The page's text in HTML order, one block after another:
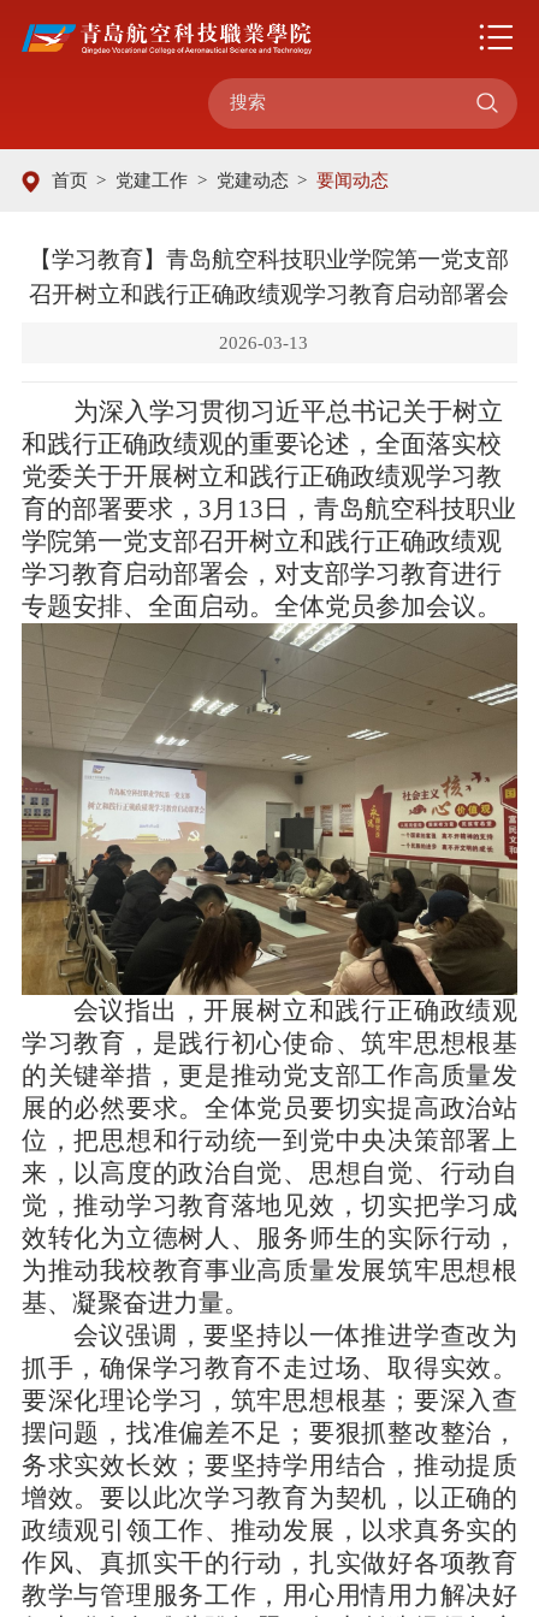

首页 > 党建工作 > 党建动态 > 要闻动态
【学习教育】青岛航空科技职业学院第一党支部
召开树立和践行正确政绩观学习教育启动部署会
2026-03-13
为深入学习贯彻习近平总书记关于树立
和践行正确政绩观的重要论述，全面落实校
党委关于开展树立和践行正确政绩观学习教
育的部署要求， 3月13日，青岛航空科技职业
学院第一党支部召开树立和践行正确政绩观
学习教育启动部署会，对支部学习教育进行
专题安排、全面启动。全体党员参加会议。
会议指出，开展树立和践行正确政绩观
学习教育，是践行初心使命、筑牢思想根基
的关键举措，更是推动党支部工作高质量发
展的必然要求。全体党员要切实提高政治站
位，把思想和行动统一到党中央决策部署上
来，以高度的政治自觉、思想自觉、行动自
觉，推动学习教育落地见效，切实把学习成
效转化为立德树人、服务师生的实际行动，
为推动我校教育事业高质量发展筑牢思想根
基、凝聚奋进力量。
会议强调，要坚持以一体推进学查改为
抓手，确保学习教育不走过场、取得实效。
要深化理论学习，筑牢思想根基；要深入查
摆问题，找准偏差不足；要狠抓整改整治，
务求实效长效；要坚持学用结合，推动提质
增效。要以此次学习教育为契机，以正确的
政绩观引领工作、推动发展，以求真务实的
作风、真抓实干的行动，扎实做好各项教育
教学与管理服务工作，用心用情用力解决好